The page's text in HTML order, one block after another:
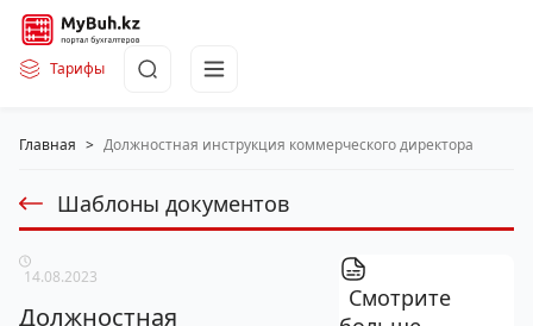
Тарифы
Главная > Должностная инструкция коммерческого директора
Шаблоны документов
14.08.2023
Должностная
Смотрите